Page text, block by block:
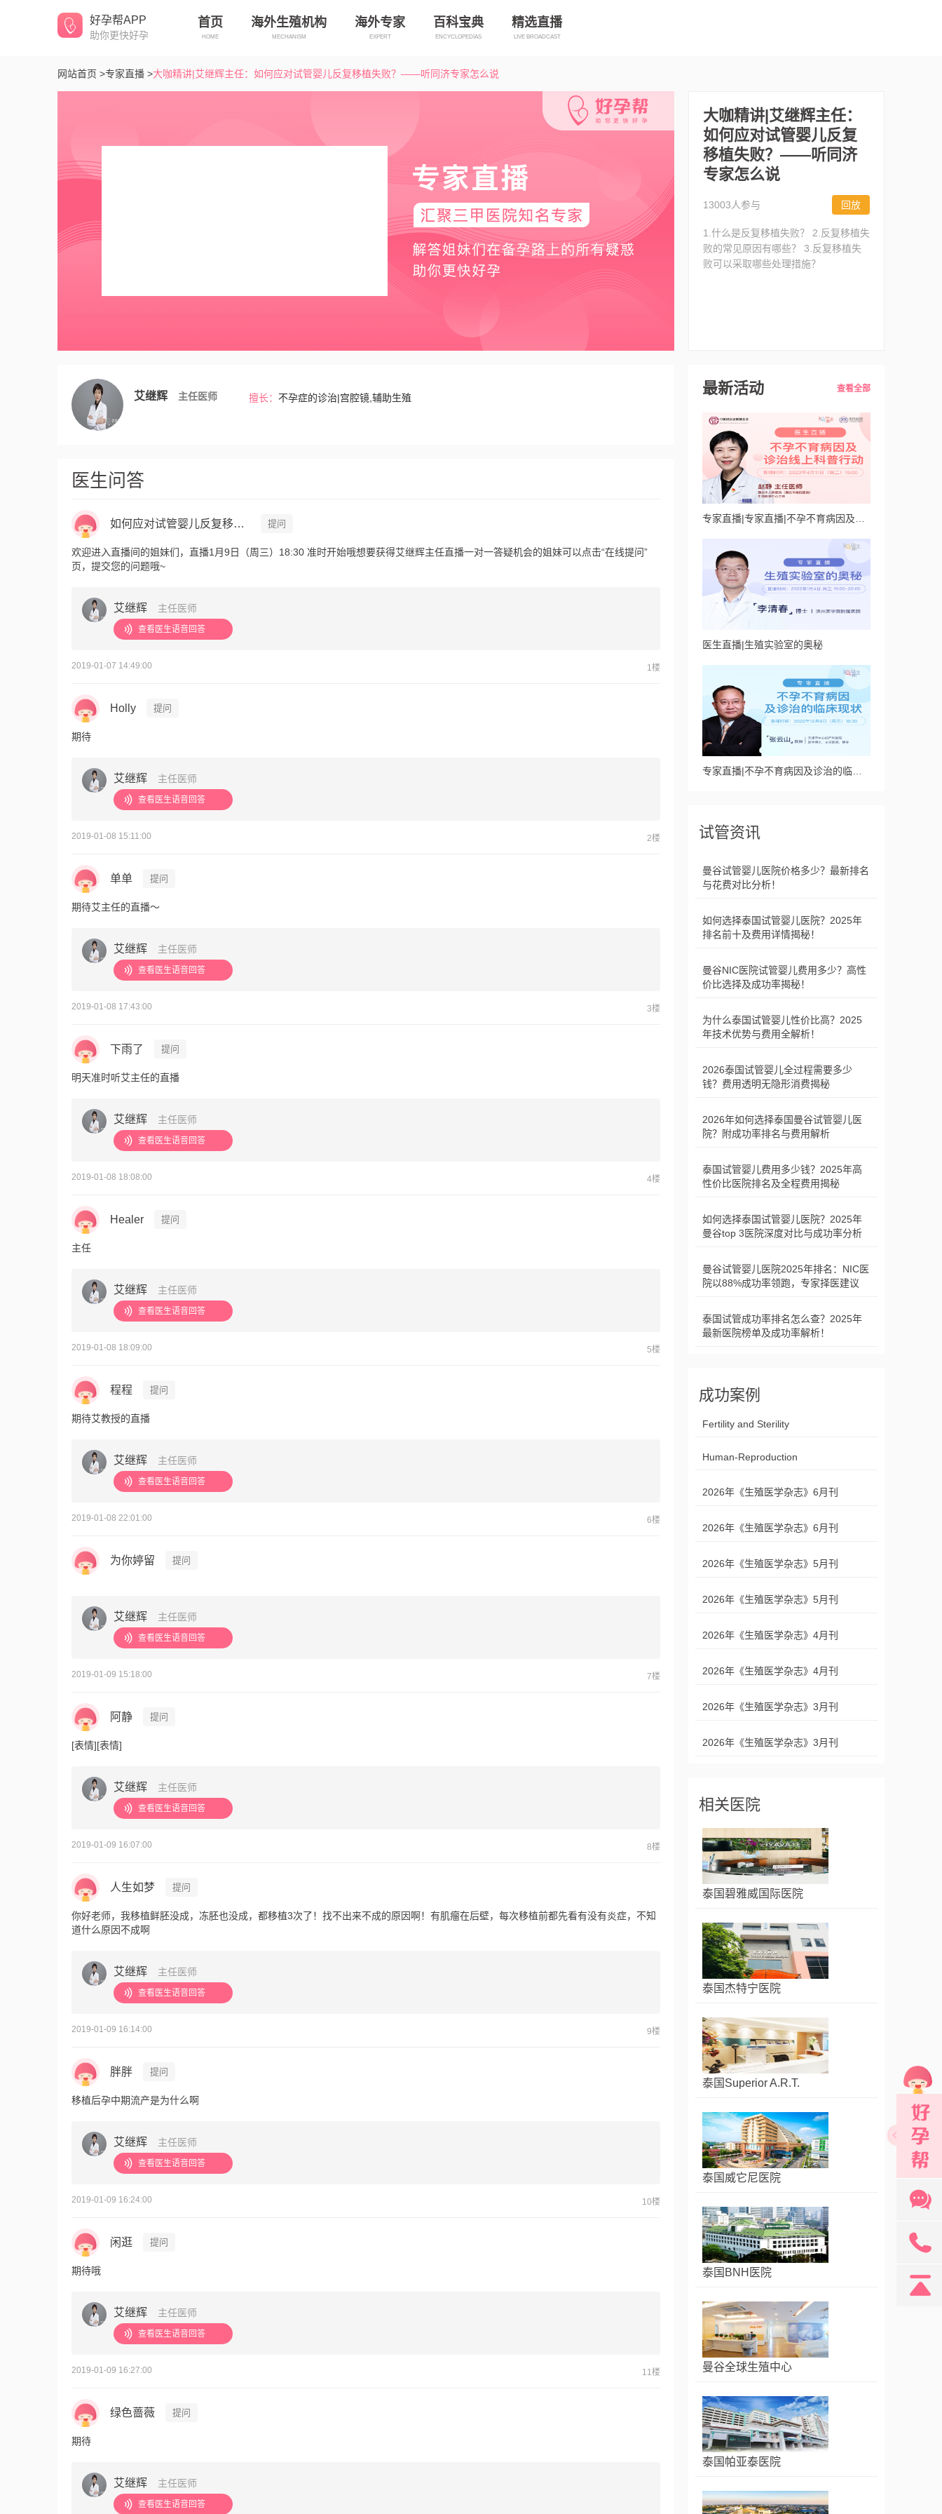
好孕帮APP
助你更快好孕
首页
HOME
海外生殖机构
MECHANISM
海外专家
EXPERT
百科宝典
ENCYCLOPEDIAS
精选直播
LIVE BROADCAST
网站首页 >专家直播 >大咖精讲|艾继辉主任：如何应对试管婴儿反复移植失败？——听同济专家怎么说
艾继辉 主任医师 擅长： 不孕症的诊治|宫腔镜,辅助生殖
医生问答
如何应对试管婴儿反复移植失败？--听同济专家怎么说 提问
欢迎进入直播间的姐妹们，直播1月9日（周三）18:30 准时开始哦想要获得艾继辉主任直播一对一答疑机会的姐妹可以点击“在线提问”
页，提交您的问题哦~
艾继辉 主任医师
查看医生语音回答
2019-01-07 14:49:00 1楼
Holly 提问
期待
艾继辉 主任医师
查看医生语音回答
2019-01-08 15:11:00 2楼
单单 提问
期待艾主任的直播～
艾继辉 主任医师
查看医生语音回答
2019-01-08 17:43:00 3楼
下雨了 提问
明天准时听艾主任的直播
艾继辉 主任医师
查看医生语音回答
2019-01-08 18:08:00 4楼
Healer 提问
主任
艾继辉 主任医师
查看医生语音回答
2019-01-08 18:09:00 5楼
程程 提问
期待艾教授的直播
艾继辉 主任医师
查看医生语音回答
2019-01-08 22:01:00 6楼
为你婷留 提问
艾继辉 主任医师
查看医生语音回答
2019-01-09 15:18:00 7楼
阿静 提问
[表情][表情]
艾继辉 主任医师
查看医生语音回答
2019-01-09 16:07:00 8楼
人生如梦 提问
你好老师，我移植鲜胚没成，冻胚也没成，都移植3次了！找不出来不成的原因啊！有肌瘤在后壁，每次移植前都先看有没有炎症，不知
道什么原因不成啊
艾继辉 主任医师
查看医生语音回答
2019-01-09 16:14:00 9楼
胖胖 提问
移植后孕中期流产是为什么啊
艾继辉 主任医师
查看医生语音回答
2019-01-09 16:24:00 10楼
闲逛 提问
期待哦
艾继辉 主任医师
查看医生语音回答
2019-01-09 16:27:00 11楼
绿色蔷薇 提问
期待
艾继辉 主任医师
查看医生语音回答
大咖精讲|艾继辉主任：
如何应对试管婴儿反复
移植失败？——听同济
专家怎么说
13003人参与 回放
1.什么是反复移植失败？ 2.反复移植失
败的常见原因有哪些？ 3.反复移植失
败可以采取哪些处理措施？
最新活动 查看全部
医生直播|生殖实验室的奥秘
试管资讯
曼谷试管婴儿医院价格多少？最新排名
与花费对比分析！
如何选择泰国试管婴儿医院？2025年
排名前十及费用详情揭秘！
曼谷NIC医院试管婴儿费用多少？高性
价比选择及成功率揭秘！
为什么泰国试管婴儿性价比高？2025
年技术优势与费用全解析！
2026泰国试管婴儿全过程需要多少
钱？费用透明无隐形消费揭秘
2026年如何选择泰国曼谷试管婴儿医
院？附成功率排名与费用解析
泰国试管婴儿费用多少钱？2025年高
性价比医院排名及全程费用揭秘
如何选择泰国试管婴儿医院？2025年
曼谷top 3医院深度对比与成功率分析
曼谷试管婴儿医院2025年排名：NIC医
院以88%成功率领跑，专家择医建议
泰国试管成功率排名怎么查？2025年
最新医院榜单及成功率解析！
成功案例
Fertility and Sterility
Human-Reproduction
2026年《生殖医学杂志》6月刊
2026年《生殖医学杂志》6月刊
2026年《生殖医学杂志》5月刊
2026年《生殖医学杂志》5月刊
2026年《生殖医学杂志》4月刊
2026年《生殖医学杂志》4月刊
2026年《生殖医学杂志》3月刊
2026年《生殖医学杂志》3月刊
相关医院
泰国碧雅威国际医院
泰国杰特宁医院
泰国Superior A.R.T.
泰国威它尼医院
泰国BNH医院
曼谷全球生殖中心
泰国帕亚泰医院